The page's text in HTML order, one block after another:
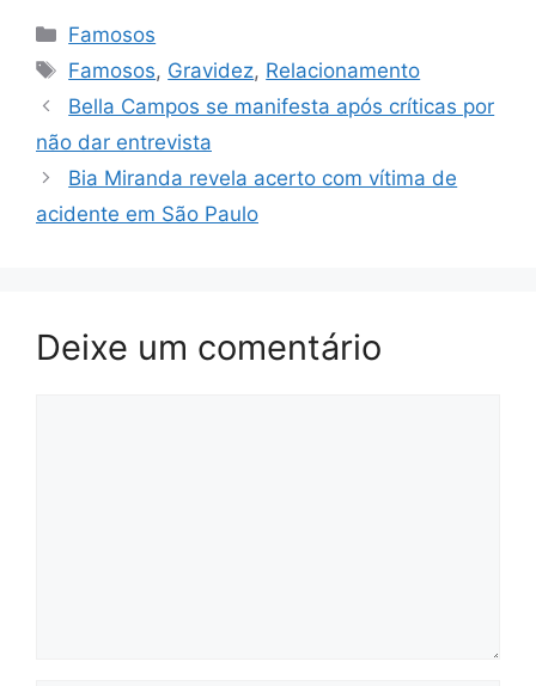
Categorias
Famosos
Tags
Famosos, Gravidez, Relacionamento
Bella Campos se manifesta após críticas por
não dar entrevista
Bia Miranda revela acerto com vítima de
acidente em São Paulo
Deixe um comentário